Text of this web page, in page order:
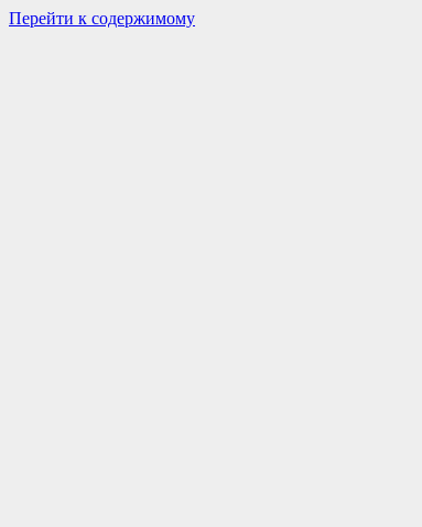
Перейти к содержимому